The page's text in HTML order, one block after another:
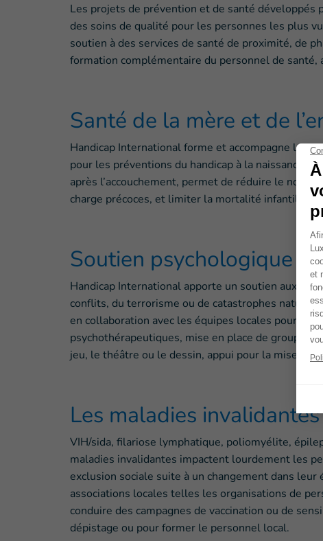
Les projets de prévention et de santé développés
des soins de qualité pour les personnes les plus
soutien à des services de santé de proximité, de
formation complémentaire du personnel de
Santé de la mère et de
Handicap International forme et accompagne le
pour les préventions du handicap à la naissance.
après l’accouchement, permet de réduire le
charge précoces, et limiter la mortalité infantile.
Soutien psychologique
Handicap International apporte un soutien aux
conflits, du terrorisme ou de catastrophes
en collaboration avec les équipes locales pour
psychothérapeutiques, mise en place de groupes
jeu, le théâtre ou le dessin, appui pour la mise en
Les maladies
VIH/sida, filariose lymphatique, poliomyélite,
maladies invalidantes impactent lourdement les
exclusion sociale suite à un changement dans
associations locales telles les organisations de
conduire des campagnes de vaccination ou de
dépistage ou pour former le personnel local.